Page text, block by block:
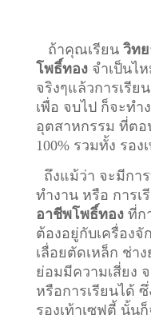
ถ้าคุณเรียน วิท
โพธิ์ทองจำเป็นไห
จริงๆแล้วการเรี
เพื่อ จบไป ก็จะทำ
อุตสาหกรรม ที่ตอ
100% รวมทั้ง รอง
ถึงแม้ว่า จะมีกา
ทำงาน หรือ การเ
อาชีพโพธิ์ทองที่ก
ต้องอยู่กับเครื่องจั
เลื่อยตัดเหล็ก ช่า
ย่อมมีความเสี่ยง
หรือการเรียนได้
รองเท้าเซฟตี้ นั้น